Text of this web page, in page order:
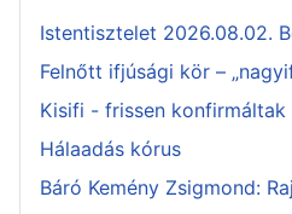
Istentisztelet 2026.08.02.
Felnőtt ifjúsági kör –
Kisifi - frissen konfirmáltak
Hálaadás kórus
Báró Kemény Zsigmond: